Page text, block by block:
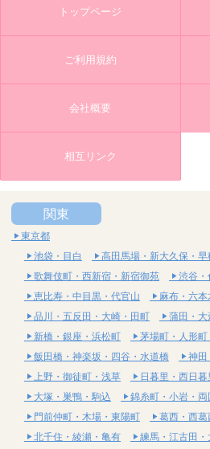
トップページ
ご利用規約
会社概要
相互リンク
関東
東京都
池袋・目白
高田馬場・新大久保・早
歌舞伎町・西新宿・新宿御苑
渋谷・
恵比寿・中目黒・代官山
麻布・六本
品川・五反田・大崎・田町
蒲田・大
新橋・銀座・浜松町
茅場町・人形町
飯田橋・神楽坂・四谷・水道橋
神田
上野・御徒町・浅草
日暮里・西日暮
大塚・巣鴨・駒込
錦糸町・小岩・両
門前仲町・木場・東陽町
葛西・西葛
北千住・綾瀬・亀有
練馬・江古田・